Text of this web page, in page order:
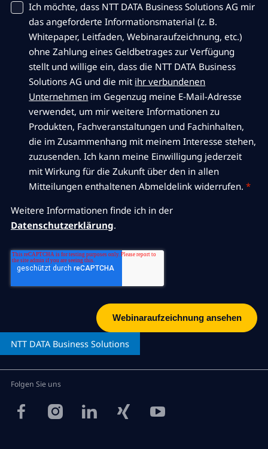
Ich möchte, dass NTT DATA Business Solutions AG mir
das angeforderte Informationsmaterial (z. B.
Whitepaper, Leitfaden, Webinaraufzeichnung, etc.)
ohne Zahlung eines Geldbetrages zur Verfügung
stellt und willige ein, dass die NTT DATA Business
Solutions AG und die mit ihr verbundenen
Unternehmen im Gegenzug meine E-Mail-Adresse
verwendet, um mir weitere Informationen zu
Produkten, Fachveranstaltungen und Fachinhalten,
die im Zusammenhang mit meinem Interesse stehen,
zuzusenden. Ich kann meine Einwilligung jederzeit
mit Wirkung für die Zukunft über den in allen
Mitteilungen enthaltenen Abmeldelink widerrufen. *
Weitere Informationen finde ich in der
Datenschutzerklärung.
NTT DATABusiness Solutions
Folgen Sie uns